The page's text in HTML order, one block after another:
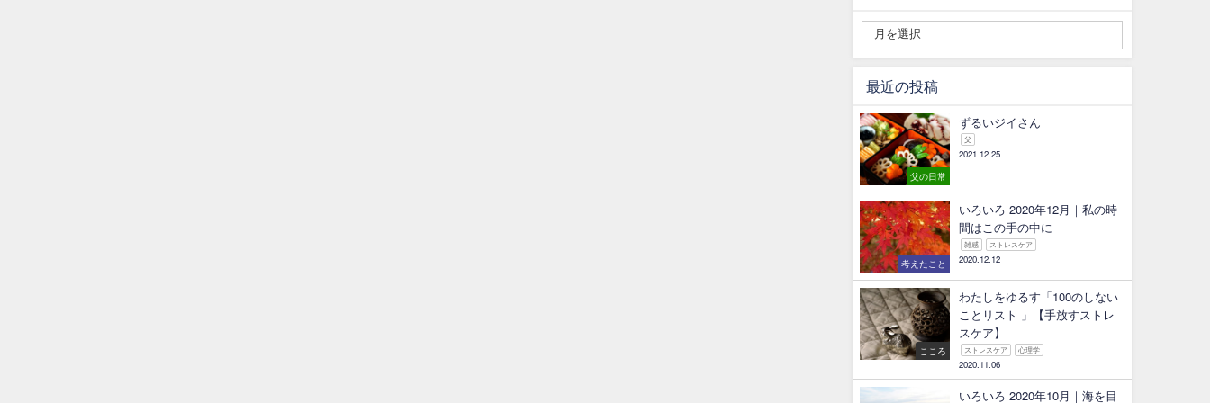
最近の投稿
父の日常
ずるいジイさん
父
2021.12.25
考えたこと
いろいろ 2020年12月｜私の時
間はこの手の中に
雑感 ストレスケア
2020.12.12
こころ
わたしをゆるす「100のしない
ことリスト 」【手放すストレ
スケア】
ストレスケア 心理学
2020.11.06
いろいろ 2020年10月｜海を目